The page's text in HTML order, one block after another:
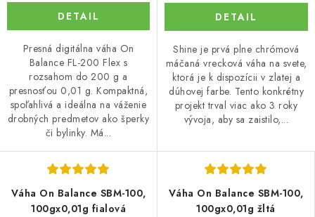
DETAIL
Presná digitálna váha On
Balance FL-200 Flex s
rozsahom do 200 g a
presnosťou 0,01 g. Kompaktná,
spoľahlivá a ideálna na váženie
drobných predmetov ako šperky
či bylinky. Má...
DETAIL
Shine je prvá plne chrómová
máčaná vrecková váha na svete,
ktorá je k dispozícii v zlatej a
dúhovej farbe. Tento konkrétny
projekt trval viac ako 3 roky
vývoja, aby sa zaistilo,...
Váha On Balance SBM-100,
100gx0,01g fialová
Váha On Balance SBM-100,
100gx0,01g žltá